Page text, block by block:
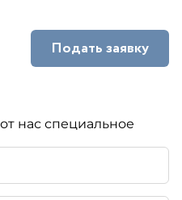
Подать заявку
нас специальное